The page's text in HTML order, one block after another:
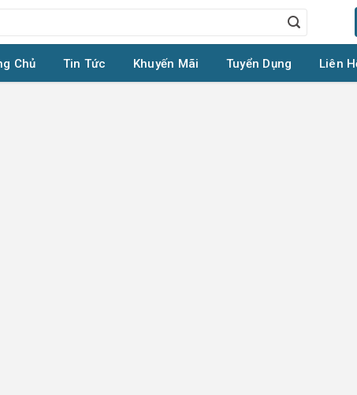
Chủ Tin Tức Khuyến Mãi Tuyển Dụng Liên